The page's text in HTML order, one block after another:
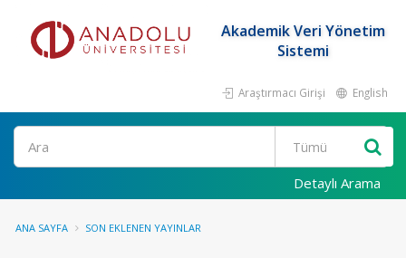
Akademik Veri Yönetim
Sistemi
Araştırmacı Girişi English
Ara
Detaylı Arama
ANA SAYFA SON EKLENEN YAYINLAR